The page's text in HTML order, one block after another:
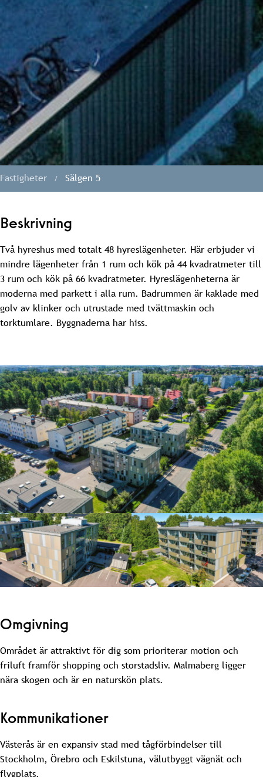
Fastigheter Sälgen 5
Beskrivning
Två hyreshus med totalt 48 hyreslägenheter. Här erbjuder vi
mindre lägenheter från 1 rum och kök på 44 kvadratmeter till
3 rum och kök på 66 kvadratmeter. Hyreslägenheterna är
moderna med parkett i alla rum. Badrummen är kaklade med
golv av klinker och utrustade med tvättmaskin och
torktumlare. Byggnaderna har hiss.
Omgivning
Området är attraktivt för dig som prioriterar motion och
friluft framför shopping och storstadsliv. Malmaberg ligger
nära skogen och är en naturskön plats.
Kommunikationer
Västerås är en expansiv stad med tågförbindelser till
Stockholm, Örebro och Eskilstuna, välutbyggt vägnät och
flygplats.